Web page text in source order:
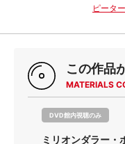
ピータ
この作品
MATERIALS
DVD館内視聴のみ
ミリオンダラー・